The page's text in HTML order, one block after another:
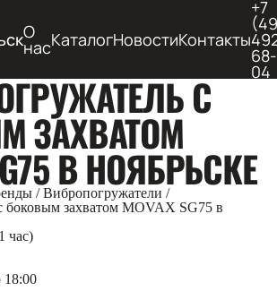
О
насКаталогНовостиКонтакты
+7
68-
04
С
ЗАХВАТОМ
В НОЯБРЬСКЕ
/ Вибропогружатели /
боковым захватом MOVAX SG75 в
час)
18:00